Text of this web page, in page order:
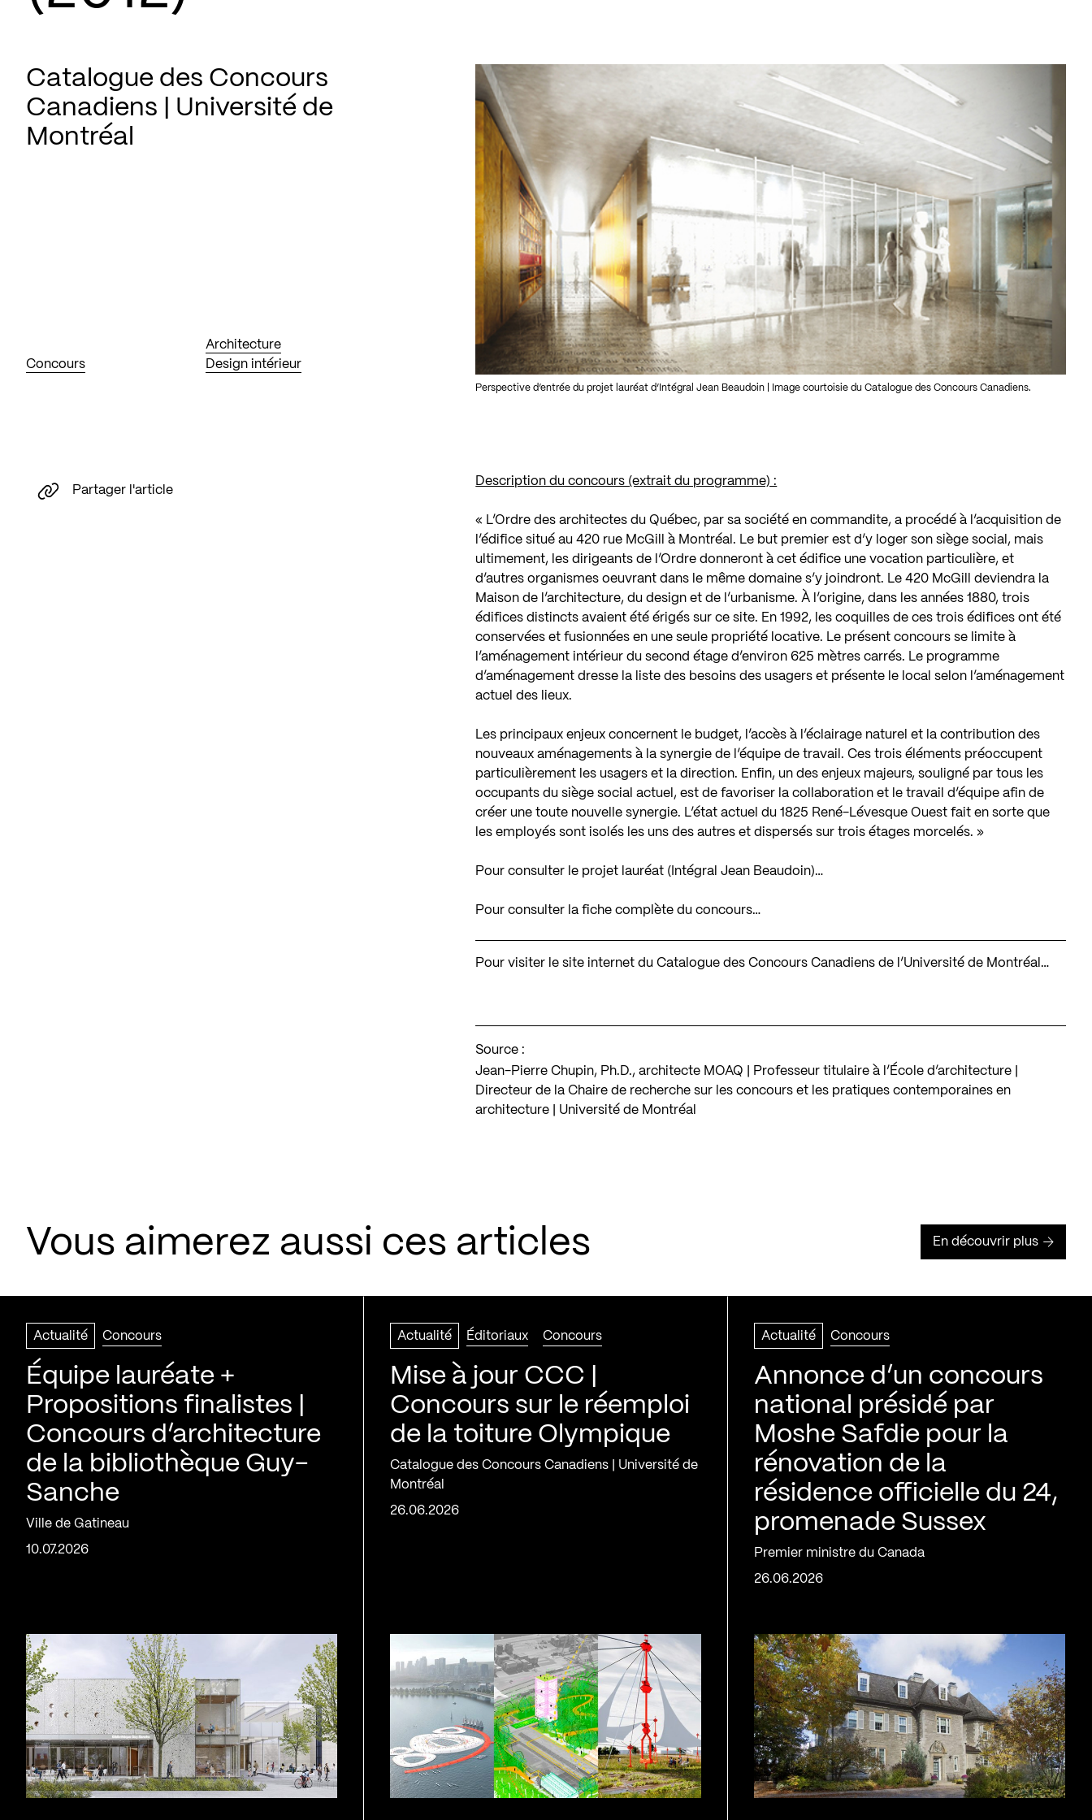
Catalogue des Concours
Canadiens | Université de
Montréal
Concours
Architecture
Design intérieur
Perspective d’entrée du projet lauréat d’Intégral Jean Beaudoin | Image courtoisie du Catalogue des Concours Canadiens.
Description du concours (extrait du programme) :
« L’Ordre des architectes du Québec, par sa société en commandite, a procédé à l’acquisition de
l’édifice situé au 420 rue McGill à Montréal. Le but premier est d’y loger son siège social, mais
ultimement, les dirigeants de l’Ordre donneront à cet édifice une vocation particulière, et
d’autres organismes oeuvrant dans le même domaine s’y joindront. Le 420 McGill deviendra la
Maison de l’architecture, du design et de l’urbanisme. À l’origine, dans les années 1880, trois
édifices distincts avaient été érigés sur ce site. En 1992, les coquilles de ces trois édifices ont été
conservées et fusionnées en une seule propriété locative. Le présent concours se limite à
l’aménagement intérieur du second étage d’environ 625 mètres carrés. Le programme
d’aménagement dresse la liste des besoins des usagers et présente le local selon l’aménagement
actuel des lieux.
Les principaux enjeux concernent le budget, l’accès à l’éclairage naturel et la contribution des
nouveaux aménagements à la synergie de l’équipe de travail. Ces trois éléments préoccupent
particulièrement les usagers et la direction. Enfin, un des enjeux majeurs, souligné par tous les
occupants du siège social actuel, est de favoriser la collaboration et le travail d’équipe afin de
créer une toute nouvelle synergie. L’état actuel du 1825 René-Lévesque Ouest fait en sorte que
les employés sont isolés les uns des autres et dispersés sur trois étages morcelés. »
Pour consulter le projet lauréat (Intégral Jean Beaudoin)…
Pour consulter la fiche complète du concours…
Pour visiter le site internet du Catalogue des Concours Canadiens de l’Université de Montréal…
Source :
Jean-Pierre Chupin, Ph.D., architecte MOAQ | Professeur titulaire à l’École d’architecture |
Directeur de la Chaire de recherche sur les concours et les pratiques contemporaines en
architecture | Université de Montréal
Partager l'article
Vous aimerez aussi ces articles En découvrir plus
Actualité Concours
Équipe lauréate +
Propositions finalistes |
Concours d’architecture
de la bibliothèque Guy-
Sanche
Ville de Gatineau
10.07.2026
Actualité Éditoriaux Concours
Mise à jour CCC |
Concours sur le réemploi
de la toiture Olympique
Catalogue des Concours Canadiens | Université de
Montréal
26.06.2026
Actualité Concours
Annonce d’un concours
national présidé par
Moshe Safdie pour la
rénovation de la
résidence officielle du 24,
promenade Sussex
Premier ministre du Canada
26.06.2026